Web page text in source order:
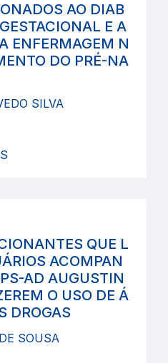
AO DIAB
E A
ENFERMAGEM N
DO PRÉ-NA
SILVA
QUE L
ACOMPAN
AD AUGUSTIN
O USO DE Á
DROGAS
SOUSA